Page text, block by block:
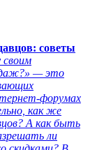
советы
своим
— это
форумах
как же
А как быть
ли